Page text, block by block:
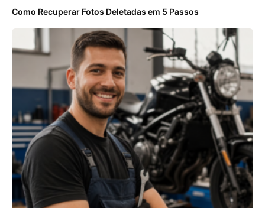
Como Recuperar Fotos Deletadas em 5 Passos